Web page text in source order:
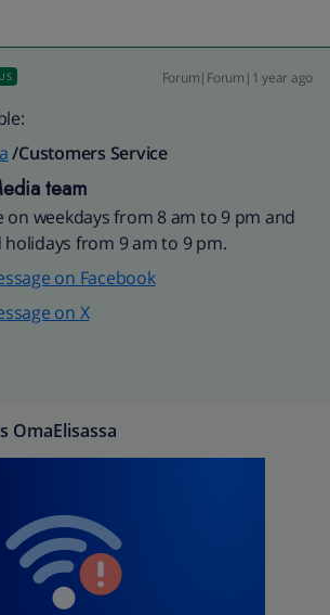
Forum|Forum|1 year ago
/Customers Service
team
on weekdays from 8 am to 9 pm and
holidays from 9 am to 9 pm.
on Facebook
on X
OmaElisassa